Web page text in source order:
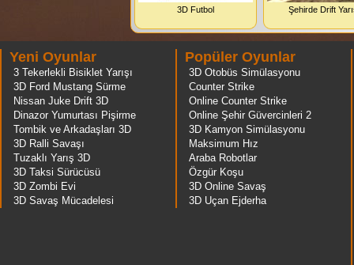
3D Futbol Şehirde Drift
Yeni Oyunlar
3 Tekerlekli Bisiklet Yarışı
3D Ford Mustang Sürme
Nissan Juke Drift 3D
Dinazor Yumurtası Pişirme
Tombik ve Arkadaşları 3D
3D Ralli Savaşı
Tuzaklı Yarış 3D
3D Taksi Sürücüsü
3D Zombi Evi
3D Savaş Mücadelesi
Popüler Oyunlar
3D Otobüs Simülasyonu
Counter Strike
Online Counter Strike
Online Şehir Güvercinleri 2
3D Kamyon Simülasyonu
Maksimum Hız
Araba Robotlar
Özgür Koşu
3D Online Savaş
3D Uçan Ejderha